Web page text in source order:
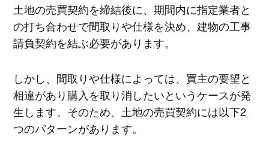
土地の売買契約を締結後に、期間内に指定業者と
の打ち合わせで間取りや仕様を決め、建物の工事
請負契約を結ぶ必要があります。
しかし、間取りや仕様によっては、買主の要望と
相違があり購入を取り消したいというケースが発
生します。そのため、土地の売買契約には以下2
つのパターンがあります。